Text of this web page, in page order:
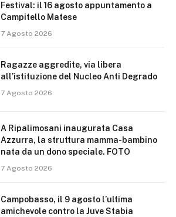
Festival: il 16 agosto appuntamento a
Campitello Matese
7 Agosto 2026
Ragazze aggredite, via libera
all’istituzione del Nucleo Anti Degrado
7 Agosto 2026
A Ripalimosani inaugurata Casa
Azzurra, la struttura mamma-bambino
nata da un dono speciale. FOTO
7 Agosto 2026
Campobasso, il 9 agosto l’ultima
amichevole contro la Juve Stabia